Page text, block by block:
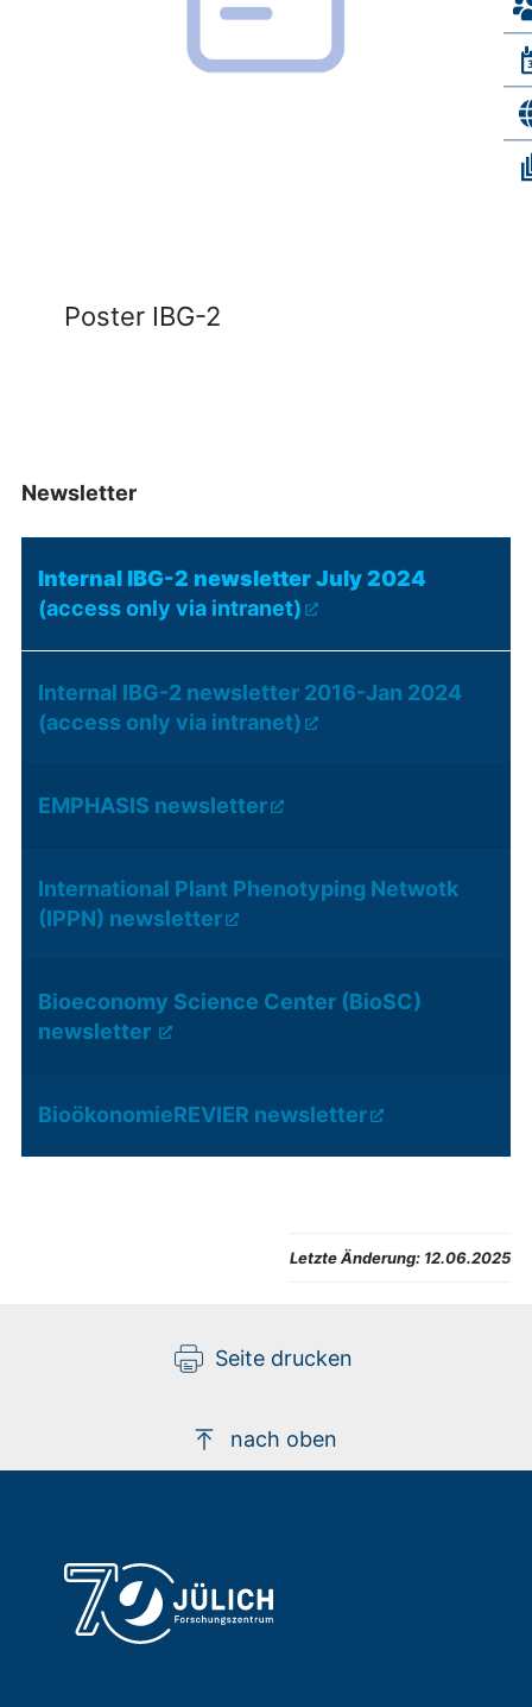
Poster IBG-2
Newsletter
Internal IBG-2 newsletter July 2024
(access only via intranet)
Internal IBG-2 newsletter 2016-Jan 2024
(access only via intranet)
EMPHASIS newsletter
International Plant Phenotyping Netwotk
(IPPN) newsletter
Bioeconomy Science Center (BioSC)
newsletter
BioökonomieREVIER newsletter
Letzte Änderung: 12.06.2025
Seite drucken
nach oben